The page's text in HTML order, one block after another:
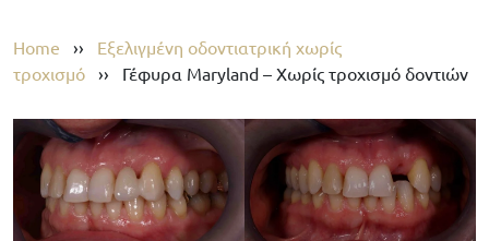
Home ›› Εξελιγμένη οδοντιατρική χωρίς
τροχισμό ›› Γέφυρα Maryland – Χωρίς τροχισμό δοντιών